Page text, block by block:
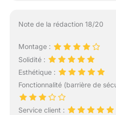
Note de la rédaction 18/20
Montage :
Solidité :
Esthétique :
Fonctionnalité (barrière de
Service client :